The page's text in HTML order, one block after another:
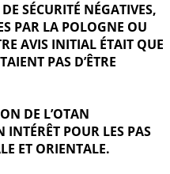
SÉCURITÉ NÉGATIVES,
PAR LA POLOGNE OU
AVIS INITIAL ÉTAIT QUE
PAS D’ÊTRE
DE L’OTAN
POUR LES PAS
ET ORIENTALE.